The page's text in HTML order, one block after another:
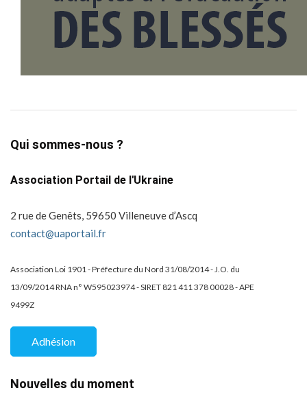
Qui sommes-nous ?
Association Portail de l'Ukraine
2 rue de Genêts, 59650 Villeneuve d’Ascq
contact@uaportail.fr
Association Loi 1901 - Préfecture du Nord 31/08/2014 - J.O. du
13/09/2014 RNA n° W595023974 - SIRET 821 411 378 00028 - APE
9499Z
Adhésion
Nouvelles du moment